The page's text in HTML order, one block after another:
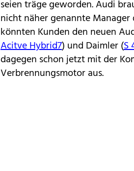
seien träge geworden. Audi
nicht näher genannte Manager
könnten Kunden den neuen
Acitve Hybrid7) und Daimler (S
dagegen schon jetzt mit der
Verbrennungsmotor aus.